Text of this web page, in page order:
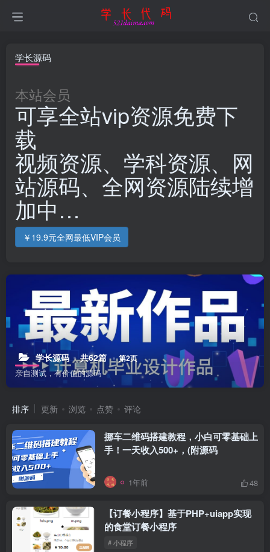
学长源码
本站会员
可享全站vip资源免费下
载
视频资源、学科资源、网
站源码、全网资源陆续增
加中…
￥19.9元全网最低VIP会员
学长源码 共62篇 第2页
亲自测试，有价值的源码
排序 更新 浏览 点赞 评论
挪车二维码搭建教程，小白可零基础上
手！一天收入500+，(附源码
1年前 48
【订餐小程序】基于PHP+uiapp实现
的食堂订餐小程序
# 小程序